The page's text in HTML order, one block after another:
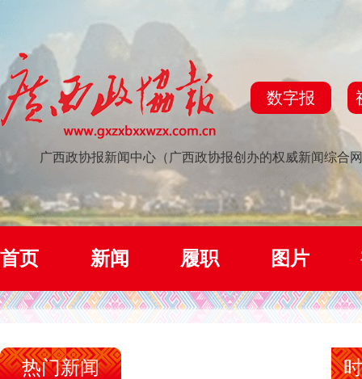
数字报
广西政协报新闻中心（广西政协报创办的权威新闻综合
首页 新闻 履职 图片
热门新闻